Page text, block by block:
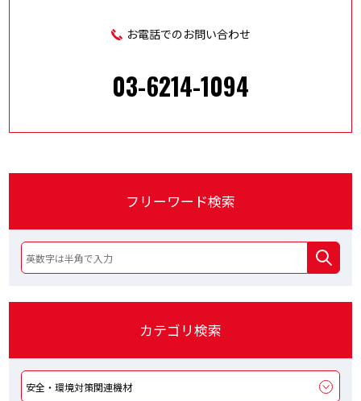
お電話でのお問い合わせ
03-6214-1094
フリーワード検索
カテゴリ検索